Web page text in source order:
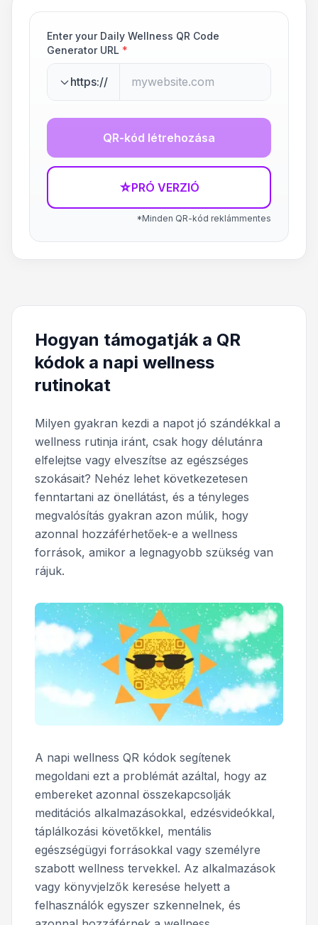
Enter your Daily Wellness QR Code
Generator URL *
https://
QR-kód létrehozása
☆PRÓ VERZIÓ
*Minden QR-kód reklámmentes
Hogyan támogatják a QR
kódok a napi wellness
rutinokat
Milyen gyakran kezdi a napot jó szándékkal a
wellness rutinja iránt, csak hogy délutánra
elfelejtse vagy elveszítse az egészséges
szokásait? Nehéz lehet következetesen
fenntartani az önellátást, és a tényleges
megvalósítás gyakran azon múlik, hogy
azonnal hozzáférhetőek-e a wellness
források, amikor a legnagyobb szükség van
rájuk.
A napi wellness QR kódok segítenek
megoldani ezt a problémát azáltal, hogy az
embereket azonnal összekapcsolják
meditációs alkalmazásokkal, edzésvideókkal,
táplálkozási követőkkel, mentális
egészségügyi forrásokkal vagy személyre
szabott wellness tervekkel. Az alkalmazások
vagy könyvjelzők keresése helyett a
felhasználók egyszer szkennelnek, és